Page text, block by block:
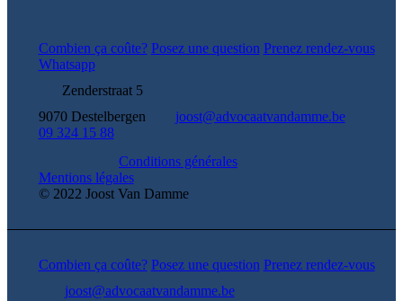
Combien ça coûte? Posez une question Prenez rendez-vous
Whatsapp
Zenderstraat 5
9070 Destelbergen
joost@advocaatvandamme.be
09 324 15 88
Conditions générales
Mentions légales
© 2022 Joost Van Damme
Combien ça coûte? Posez une question Prenez rendez-vous
joost@advocaatvandamme.be